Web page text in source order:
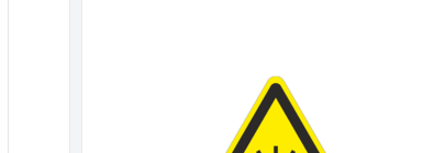
Вы можете приобрести
нашу продукцию через
Портал поставщиков